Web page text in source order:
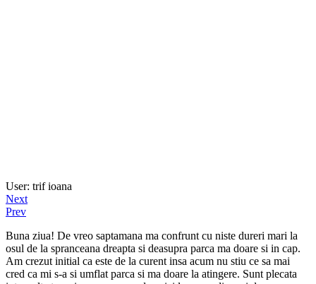
User: trif ioana
Next
Prev
Buna ziua! De vreo saptamana ma confrunt cu niste dureri mari la
osul de la spranceana dreapta si deasupra parca ma doare si in cap.
Am crezut initial ca este de la curent insa acum nu stiu ce sa mai
cred ca mi s-a si umflat parca si ma doare la atingere. Sunt plecata